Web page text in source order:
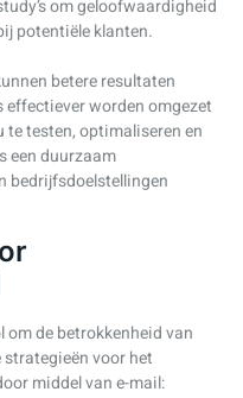
om geloofwaardigheid
potentiële klanten.
betere resultaten
effectiever worden omgezet
testen, optimaliseren en
een duurzaam
bedrijfsdoelstellingen
de betrokkenheid van
voor het
middel van e-mail: